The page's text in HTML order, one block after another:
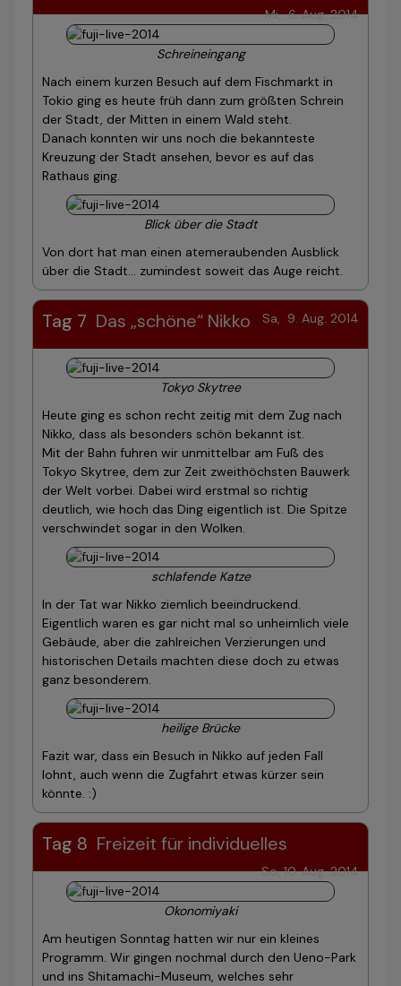
Mi, 6. Aug. 2014
Schreineingang
Nach einem kurzen Besuch auf dem Fischmarkt in
Tokio ging es heute früh dann zum größten Schrein
der Stadt, der Mitten in einem Wald steht.
Danach konnten wir uns noch die bekannteste
Kreuzung der Stadt ansehen, bevor es auf das
Rathaus ging.
Blick über die Stadt
Von dort hat man einen atemeraubenden Ausblick
über die Stadt... zumindest soweit das Auge reicht.
Tag 7 Das „schöne“ Nikko Sa, 9. Aug. 2014
Tokyo Skytree
Heute ging es schon recht zeitig mit dem Zug nach
Nikko, dass als besonders schön bekannt ist.
Mit der Bahn fuhren wir unmittelbar am Fuß des
Tokyo Skytree, dem zur Zeit zweithöchsten Bauwerk
der Welt vorbei. Dabei wird erstmal so richtig
deutlich, wie hoch das Ding eigentlich ist. Die Spitze
verschwindet sogar in den Wolken.
schlafende Katze
In der Tat war Nikko ziemlich beeindruckend.
Eigentlich waren es gar nicht mal so unheimlich viele
Gebäude, aber die zahlreichen Verzierungen und
historischen Details machten diese doch zu etwas
ganz besonderem.
heilige Brücke
Fazit war, dass ein Besuch in Nikko auf jeden Fall
lohnt, auch wenn die Zugfahrt etwas kürzer sein
könnte. :)
Tag 8 Freizeit für individuelles
So, 10. Aug. 2014
Okonomiyaki
Am heutigen Sonntag hatten wir nur ein kleines
Programm. Wir gingen nochmal durch den Ueno-Park
und ins Shitamachi-Museum, welches sehr